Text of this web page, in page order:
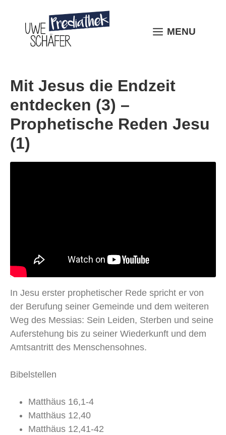
content
MENU
MENU
Mit Jesus die Endzeit
entdecken (3) –
Prophetische Reden Jesu
(1)
In Jesu erster prophetischer Rede spricht er von
der Berufung seiner Gemeinde und dem weiteren
Weg des Messias: Sein Leiden, Sterben und seine
Auferstehung bis zu seiner Wiederkunft und dem
Amtsantritt des Menschensohnes.
Bibelstellen
Matthäus 16,1-4
Matthäus 12,40
Matthäus 12,41-42